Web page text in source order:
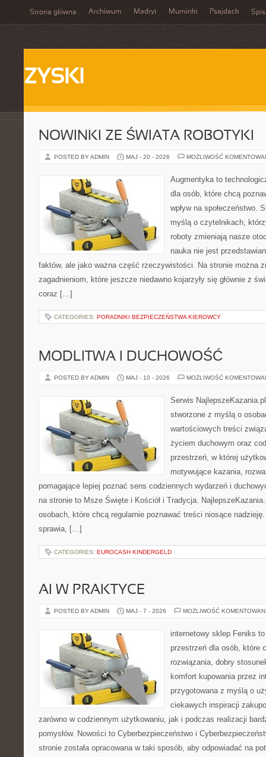
Strona główna Archiwum Madryt Muminki Psajdack Spis
ZYSKI
NOWINKI ZE ŚWIATA ROBOTYKI
POSTED BY ADMIN MAJ - 20 - 2026 MOŻLIWOŚĆ
Augmentyka to
dla osób, które chcą
wpływ na społeczeństwo.
myślą o czytelnikach,
roboty zmieniają nasze
nauka nie jest
faktów, ale jako ważna część rzeczywistości. Na stronie można
zagadnieniom, które jeszcze niedawno kojarzyły się głównie z
coraz […]
CATEGORIES: PORADNIKI BEZPIECZEŃSTWA KIEROWCY
MODLITWA I DUCHOWOŚĆ
POSTED BY ADMIN MAJ - 10 - 2026 MOŻLIWOŚĆ
Serwis
stworzone z myślą o
wartościowych treści
życiem duchowym oraz
przestrzeń, w której
motywujące kazania,
pomagające lepiej poznać sens codziennych wydarzeń i
na stronie to Msze Święte i Kościół i Tradycja.
osobach, które chcą regularnie poznawać treści niosące nadzieję.
sprawia, […]
CATEGORIES: EUROCASH KINDERGELD
AI W PRAKTYCE
POSTED BY ADMIN MAJ - 7 - 2026 MOŻLIWOŚĆ
internetowy sklep Feniks
przestrzeń dla osób, które
rozwiązania, dobry
komfort kupowania przez
przygotowana z myślą o
ciekawych inspiracji
zarówno w codziennym użytkowaniu, jak i podczas realizacji
pomysłów. Nowości to Cyberbezpieczeństwo i
stronie została opracowana w taki sposób, aby odpowiadać na